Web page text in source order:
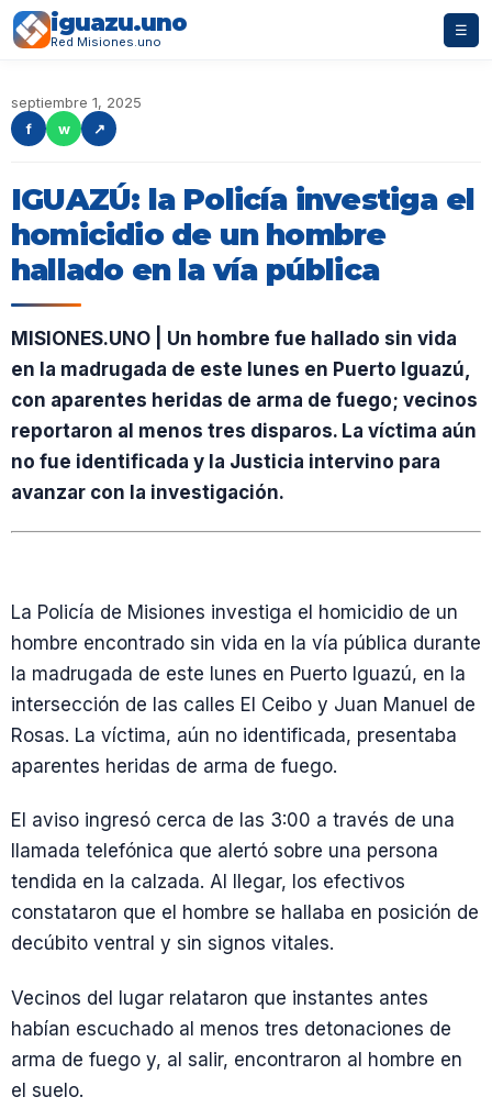
iguazu.uno
Red Misiones.uno
☰
septiembre 1, 2025
f
w ↗
IGUAZÚ: la Policía investiga el
homicidio de un hombre
hallado en la vía pública
MISIONES.UNO | Un hombre fue hallado sin vida
en la madrugada de este lunes en Puerto Iguazú,
con aparentes heridas de arma de fuego; vecinos
reportaron al menos tres disparos. La víctima aún
no fue identificada y la Justicia intervino para
avanzar con la investigación.
La Policía de Misiones investiga el homicidio de un
hombre encontrado sin vida en la vía pública durante
la madrugada de este lunes en Puerto Iguazú, en la
intersección de las calles El Ceibo y Juan Manuel de
Rosas. La víctima, aún no identificada, presentaba
aparentes heridas de arma de fuego.
El aviso ingresó cerca de las 3:00 a través de una
llamada telefónica que alertó sobre una persona
tendida en la calzada. Al llegar, los efectivos
constataron que el hombre se hallaba en posición de
decúbito ventral y sin signos vitales.
Vecinos del lugar relataron que instantes antes
habían escuchado al menos tres detonaciones de
arma de fuego y, al salir, encontraron al hombre en
el suelo.